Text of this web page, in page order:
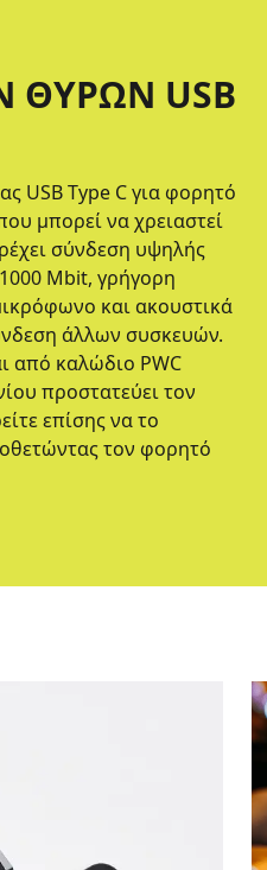
USB
USB Type C για φορητό
μπορεί να χρειαστεί
σύνδεση υψηλής
Mbit, γρήγορη
και ακουστικά
άλλων συσκευών.
από καλώδιο PWC
προστατεύει τον
επίσης να το
τον φορητό